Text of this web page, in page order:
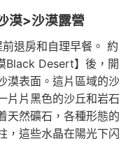
漠>沙漠露營
退房和自理早餐。
Desert】後，
表面。這片區域
片片黑色的沙丘和
然礦石，各種形
這些水晶在陽光